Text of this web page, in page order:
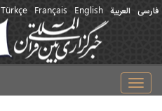
فارسی العربیة English
Français
Türkçe
Toggle
navigation